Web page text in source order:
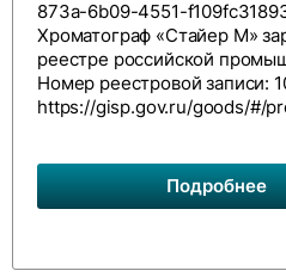
873a-6b09-4551-
Хроматограф «Стайер М»
реестре российской
Номер реестровой записи:
https://gisp.gov.ru/goods/#/
Подробнее